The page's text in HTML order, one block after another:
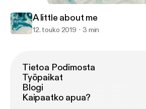
All About Me
A little about me
12. touko 2019 3 min
Tietoa Podimosta
Työpaikat
Blogi
Kaipaatko apua?